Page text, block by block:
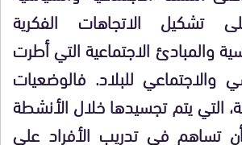
تشكيل الاتجاهات الفكرية
والمبادئ الاجتماعية التي أطرت
والاجتماعي للبلاد. فالوضعيات
التي يتم تجسيدها خلال الأنشطة
أن تساهم في تدريب الأفراد على